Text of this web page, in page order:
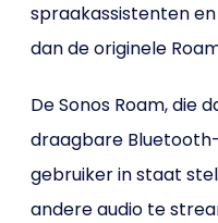
spraakassistenten
dan de originele
De Sonos Roam, die
draagbare
gebruiker in staat
andere audio te